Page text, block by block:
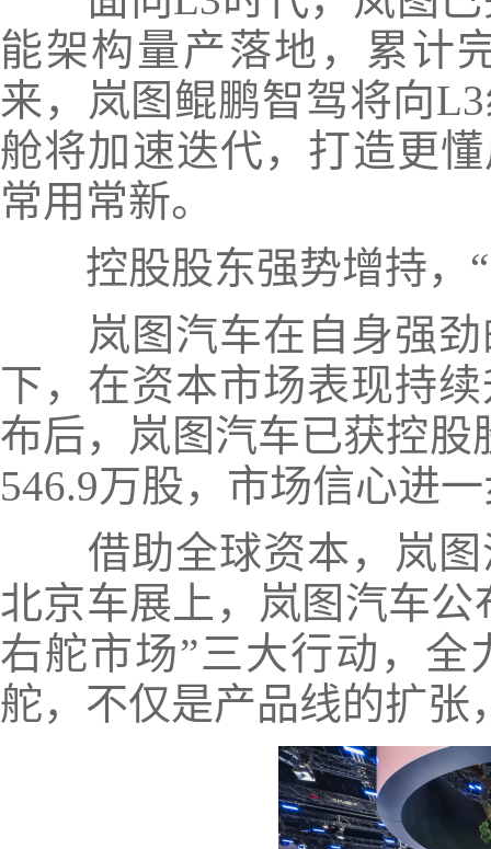
能架构量产落地，累计
来，岚图鲲鹏智驾将向
舱将加速迭代，打造更
常用常新。
控股股东强势增持，“
岚图汽车在自身强劲
下，在资本市场表现持
布后，岚图汽车已获控股
546.9万股，市场信心进
借助全球资本，岚图
北京车展上，岚图汽车
右舵市场”三大行动，
舵，不仅是产品线的扩张